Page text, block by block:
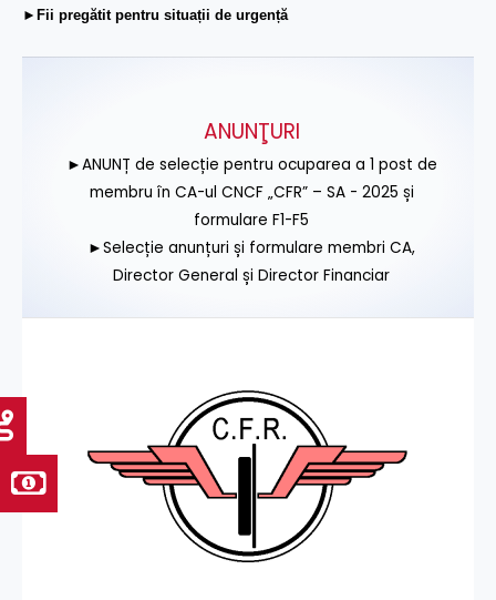
►Fii pregătit pentru situații de urgență
ANUNŢURI
►ANUNȚ de selecție pentru ocuparea a 1 post de
membru în CA-ul CNCF „CFR” – SA - 2025 și
formulare F1-F5
►Selecție anunțuri și formulare membri CA,
Director General și Director Financiar